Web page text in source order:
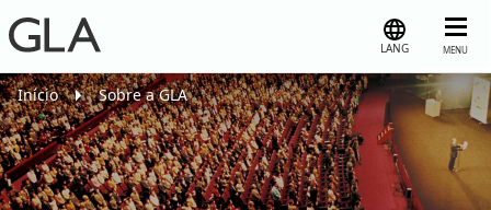
MENU
LANG
Início Sobre a GLA